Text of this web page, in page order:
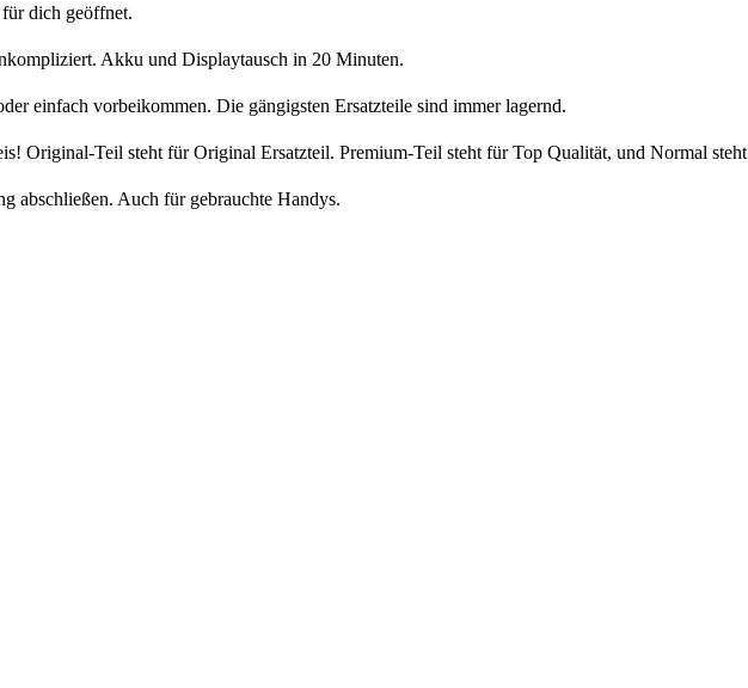
dich geöffnet.
Akku und Displaytausch in 20 Minuten.
einfach vorbeikommen. Die gängigsten Ersatzteile sind immer lagernd.
Original-Teil steht für Original Ersatzteil. Premium-Teil steht für Top Qualität, und Normal
abschließen. Auch für gebrauchte Handys.